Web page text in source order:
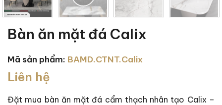
Bàn ăn mặt đá Calix
Mã sản phẩm: BAMD.CTNT.Calix
Liên hệ
Đặt mua bàn ăn mặt đá cẩm thạch nhân tạo Calix –